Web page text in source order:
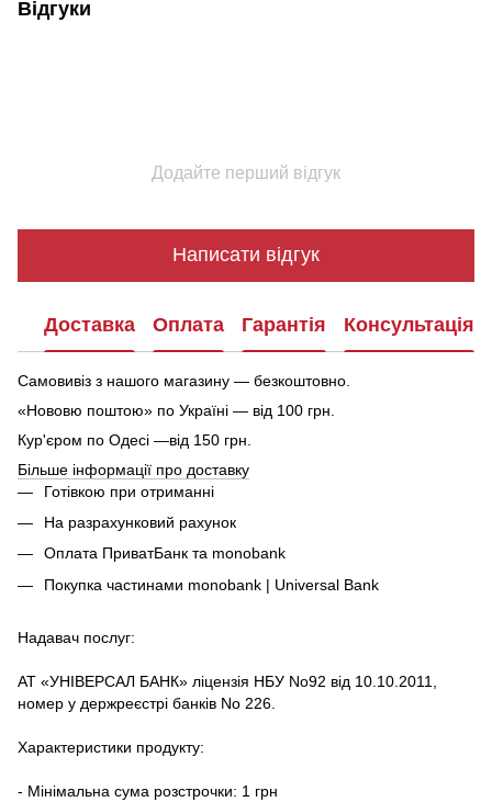
Відгуки
Додайте перший відгук
Написати відгук
Доставка Оплата Гарантія Консультація
Самовивіз з нашого магазину — безкоштовно.
«Нововю поштою» по Україні — від 100 грн.
Кур'єром по Одесі —від 150 грн.
Більше інформації про доставку
Готівкою при отриманні
На разрахунковий рахунок
Оплата ПриватБанк та monobank
Покупка частинами monobank | Universal Bank
Надавач послуг:
АТ «УНІВЕРСАЛ БАНК» ліцензія НБУ No92 від 10.10.2011,
номер у держреєстрі банків No 226.
Характеристики продукту:
- Мінімальна сума розстрочки: 1 грн